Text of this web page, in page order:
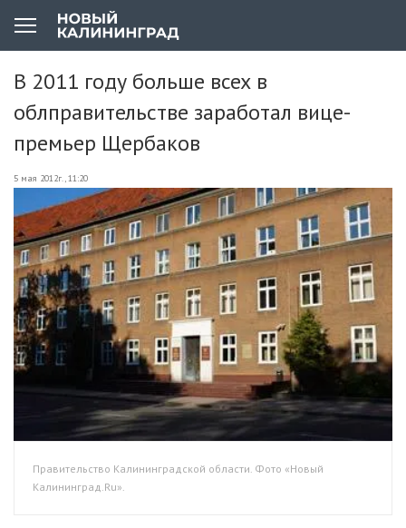
В 2011 году больше всех в
облправительстве заработал вице-
премьер Щербаков
5 мая 2012г., 11:20
Правительство Калининградской области. Фото «Новый
Калининград.Ru».